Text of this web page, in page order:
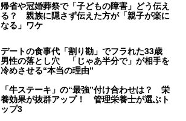
帰省や冠婚葬祭で「子どもの障害」どう伝え
る？ 親族に隠さず伝えた方が「親子が楽に
なる」ワケ
デートの食事代「割り勘」でフラれた33歳
男性の落とし穴 「じゃあ半分で」が相手を
冷めさせる“本当の理由”
「牛ステーキ」の“最強”付け合わせは？ 栄
養効果が抜群アップ！ 管理栄養士が選ぶト
ップ3